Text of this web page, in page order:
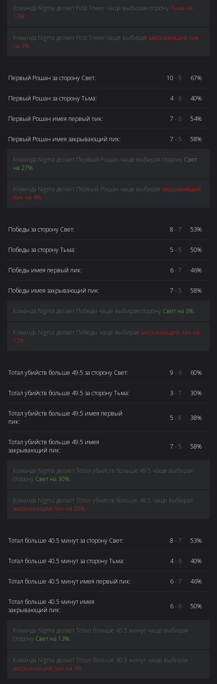
Команда Nigma делает First Tower чаще выбирая сторону Тьма на
13%.
Команда Nigma делает First Tower чаще выбирая закрывающий пик
на 2%.
Первый Рошан за сторону Свет: 10 - 5 67%
Первый Рошан за сторону Тьма: 4- 6 40%
Первый Рошан имея первый пик: 7 - 6 54%
Первый Рошан имея закрывающий пик: 7 - 5 58%
Команда Nigma делает Первый Рошан чаще выбирая сторону Свет
на 27%.
Команда Nigma делает Первый Рошан чаще выбирая закрывающий
пик на 4%.
Победы за сторону Свет: 8 - 7 53%
Победы за сторону Тьма: 5 - 5 50%
Победы имея первый пик: 6- 7 46%
Победы имея закрывающий пик: 7 - 5 58%
Команда Nigma делает Победы чаще выбирая сторону Свет на 3%.
Команда Nigma делает Победы чаще выбирая закрывающий пик на
12%.
Тотал убийств больше 49.5 за сторону Свет: 9 - 6 60%
Тотал убийств больше 49.5 за сторону Тьма: 3 - 7 30%
Тотал убийств больше 49.5 имея первый
пик:
5 - 8 38%
Тотал убийств больше 49.5 имея
закрывающий пик:
7 - 5 58%
Команда Nigma делает Тотал убийств больше 49.5 чаще выбирая
сторону Свет на 30%.
Команда Nigma делает Тотал убийств больше 49.5 чаще выбирая
закрывающий пик на 20%.
Тотал больше 40.5 минут за сторону Свет: 8 - 7 53%
Тотал больше 40.5 минут за сторону Тьма: 4- 6 40%
Тотал больше 40.5 минут имея первый пик: 6- 7 46%
Тотал больше 40.5 минут имея
закрывающий пик:
6- 6 50%
Команда Nigma делает Тотал больше 40.5 минут чаще выбирая
сторону Свет на 13%.
Команда Nigma делает Тотал больше 40.5 минут чаще выбирая
закрывающий пик на 4%.